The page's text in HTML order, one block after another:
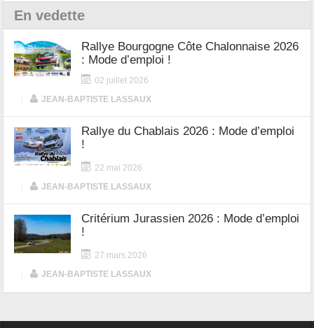
En vedette
Rallye Bourgogne Côte Chalonnaise 2026
: Mode d’emploi !
02 juillet 2026
JEAN-BAPTISTE LASSAUX
Rallye du Chablais 2026 : Mode d’emploi
!
22 mai 2026
JEAN-BAPTISTE LASSAUX
Critérium Jurassien 2026 : Mode d’emploi
!
27 mars 2026
JEAN-BAPTISTE LASSAUX